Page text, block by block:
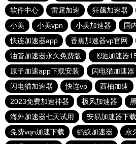
软件中心
雷霆加速 狂飙加速器
小美
小美vpn 小美加速器
国
快连加速器app
香蕉加速器vp官网
油管加速器永久免费版
飞驰加速器
原子加速app下载安装
闪电猫加速器
闪电猫加速器
快连vp 西柚加速
2023免费加速神器
极风加速器
海外加速器七天试用
安易加速器下
免费vqn加速下载
蚂蚁加速器
永